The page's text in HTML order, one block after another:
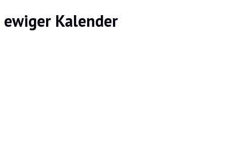
ewiger Kalender